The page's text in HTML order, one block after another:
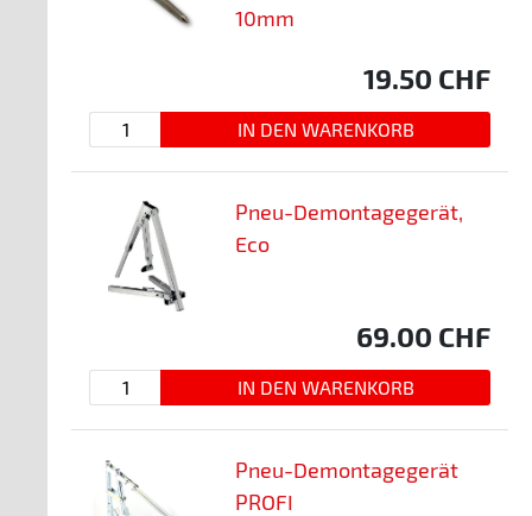
10mm
19.50 CHF
Pneu-Demontagegerät,
Eco
69.00 CHF
Pneu-Demontagegerät
PROFI